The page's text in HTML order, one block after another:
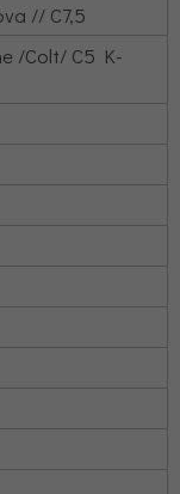
// C7,5
/Colt/ C5 K-